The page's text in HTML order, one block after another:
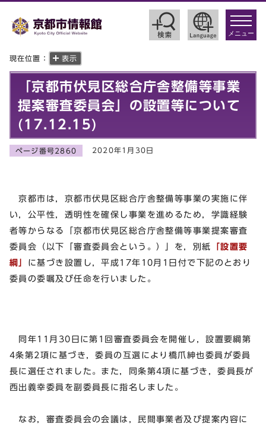
toggle
メニュー
現在位置： 表示
「京都市伏見区総合庁舎整備等事業
提案審査委員会」の設置等について
(17.12.15)
ページ番号2860 2020年1月30日
京都市は，京都市伏見区総合庁舎整備等事業の実施に伴
い，公平性，透明性を確保し事業を進めるため，学識経験
者等からなる「京都市伏見区総合庁舎整備等事業提案審査
委員会（以下「審査委員会という。）」を，別紙
「設置要
綱」 に基づき設置し，平成17年10月1日付で下記のとおり
委員の委嘱及び任命を行いました。
同年11月30日に第1回審査委員会を開催し，設置要綱第
4条第2項に基づき，委員の互選により橋爪紳也委員が委員
長に選任されました。また，同条第4項に基づき，委員長が
西出義幸委員を副委員長に指名しました。
なお，審査委員会の会議は，民間事業者及び提案内容に